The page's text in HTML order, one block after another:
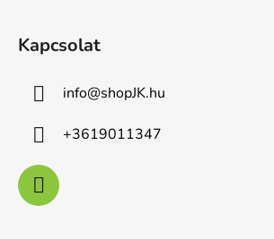
Kapcsolat
info@shopJK.hu
+3619011347